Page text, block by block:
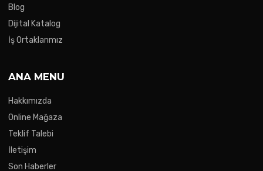
Blog
Dijital Katalog
İş Ortaklarımız
ANA MENU
Hakkımızda
Online Mağaza
Teklif Talebi
İletişim
Son Haberler